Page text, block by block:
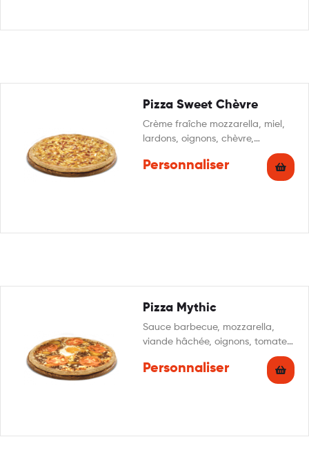
Pizza Sweet Chèvre
Crème fraîche mozzarella, miel,
lardons, oignons, chèvre,
Personnaliser
Pizza Mythic
Sauce barbecue, mozzarella,
viande hâchée, oignons, tomates
Personnaliser